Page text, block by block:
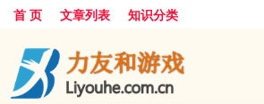
首 页 文章列表 知识分类